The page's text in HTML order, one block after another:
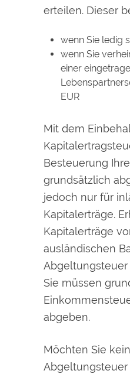
erteilen. Dieser
wenn Sie ledig
wenn Sie
einer
EUR
Mit dem
Besteuerung
grundsätzlich
jedoch nur für
Kapitalerträge.
Kapitalerträge
ausländischen
Sie müssen
abgeben.
Möchten Sie